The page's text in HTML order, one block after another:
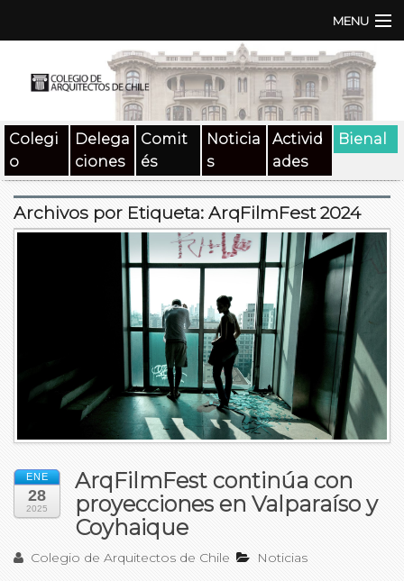
MENU
Documentos
SAT
Buscar:
Colegi
o
Delega
ciones
Comit
és
Noticia
s
Activid
ades
Bienal
Archivos por Etiqueta: ArqFilmFest 2024
ENE
28
2025
ArqFilmFest continúa con
proyecciones en Valparaíso y
Coyhaique
Colegio de Arquitectos de Chile Noticias